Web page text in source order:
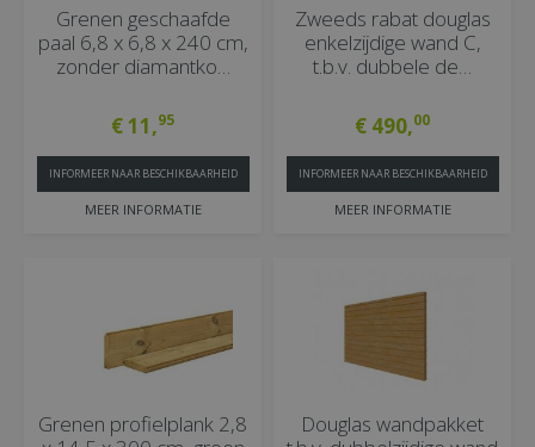
Grenen geschaafde
paal 6,8 x 6,8 x 240 cm,
zonder diamantko…
€11,95
MEER INFORMATIE
INFORMEER NAAR BESCHIKBAARHEID
Zweeds rabat douglas
enkelzijdige wand C,
t.b.v. dubbele de…
€ 490,00
MEER INFORMATIE
INFORMEER NAAR BESCHIKBAARHEID
Grenen profielplank 2,8
Douglas wandpakket